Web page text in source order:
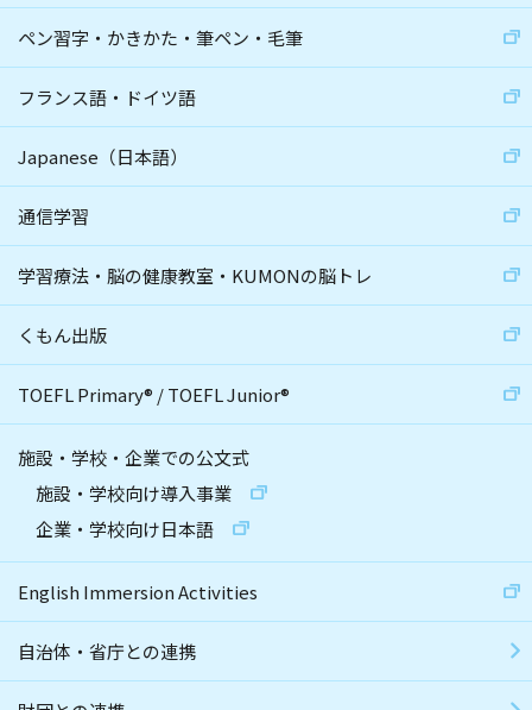
ペン習字・かきかた・筆ペン・毛筆
フランス語・ドイツ語
Japanese（日本語）
通信学習
学習療法・脳の健康教室・KUMONの脳トレ
くもん出版
TOEFL Primary® /TOEFL Junior®
施設・学校・企業での公文式
施設・学校向け導入事業
企業・学校向け日本語
English Immersion Activities
自治体・省庁との連携